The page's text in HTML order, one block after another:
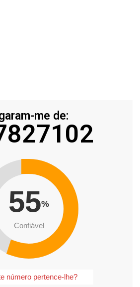
me de:
55%
Confiável
número pertence-lhe?